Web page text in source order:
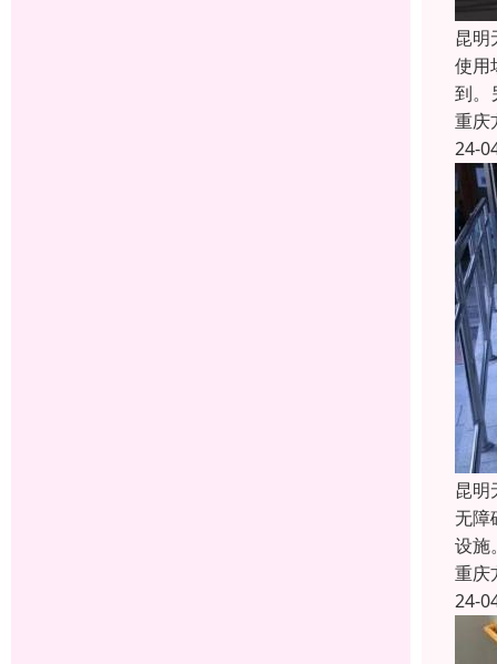
昆明
使用
到。
重庆
24-
昆明
无障
设施
重庆
24-